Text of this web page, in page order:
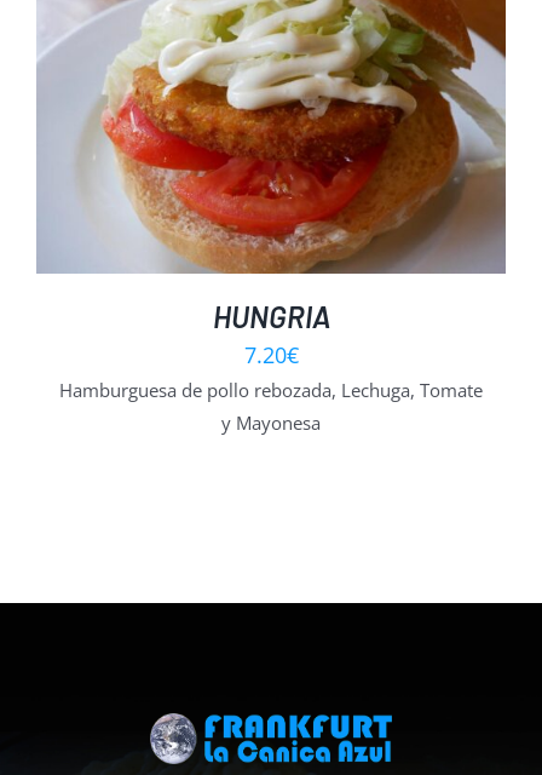
HUNGRIA
7.20€
Hamburguesa de pollo rebozada, Lechuga, Tomate
y Mayonesa